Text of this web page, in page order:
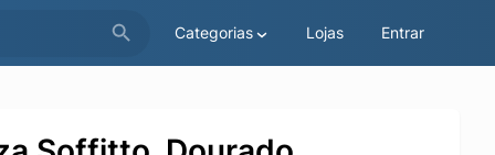
Categorias Lojas Entrar